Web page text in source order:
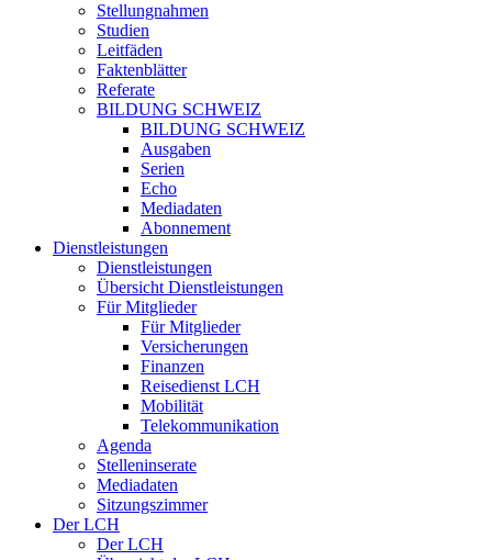
Stellungnahmen
Studien
Leitfäden
Faktenblätter
Referate
BILDUNG SCHWEIZ
BILDUNG SCHWEIZ
Ausgaben
Serien
Echo
Mediadaten
Abonnement
Dienstleistungen
Dienstleistungen
Übersicht Dienstleistungen
Für Mitglieder
Für Mitglieder
Versicherungen
Finanzen
Reisedienst LCH
Mobilität
Telekommunikation
Agenda
Stelleninserate
Mediadaten
Sitzungszimmer
Der LCH
Der LCH